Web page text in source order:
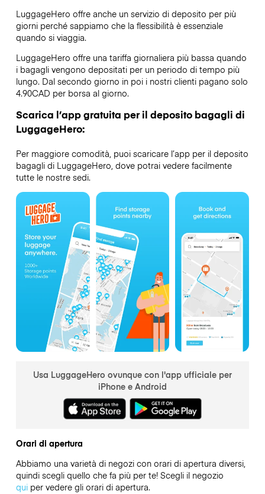
LuggageHero offre anche un servizio di deposito per più
giorni perché sappiamo che la flessibilità è essenziale
quando si viaggia.
LuggageHero offre una tariffa giornaliera più bassa quando
i bagagli vengono depositati per un periodo di tempo più
lungo. Dal secondo giorno in poi i nostri clienti pagano solo
4.90CAD per borsa al giorno.
Scarica l’app gratuita per il deposito bagagli di
LuggageHero:
Per maggiore comodità, puoi scaricare l’app per il deposito
bagagli di LuggageHero, dove potrai vedere facilmente
tutte le nostre sedi.
Usa LuggageHero ovunque con l'app ufficiale per
iPhone e Android
Orari di apertura
Abbiamo una varietà di negozi con orari di apertura diversi,
quindi scegli quello che fa più per te! Scegli il negozio
quiper vedere gli orari di apertura.